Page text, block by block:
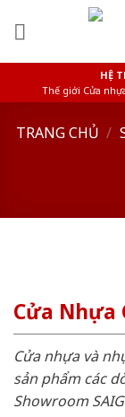
HỆ
Thế giới Cửa
TRANG CHỦ /
Cửa Nhựa
Cửa nhựa và
sản phẩm các
Showroom